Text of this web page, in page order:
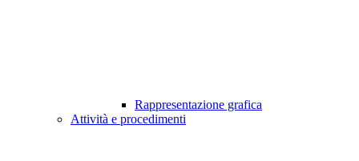
Rappresentazione grafica
Attività e procedimenti